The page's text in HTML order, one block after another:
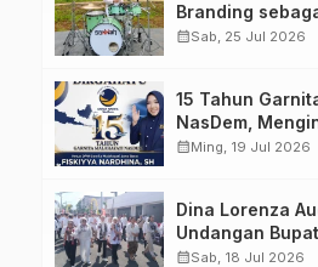
Branding
Produser, dan
calendar_monthSab, 25 Jul 2026
15 Tahun
NasDem,
Memimpin
calendar_monthMing, 19 Jul 2026
Dina Lorenza
Undangan
Saksikan
calendar_monthSab, 18 Jul 2026